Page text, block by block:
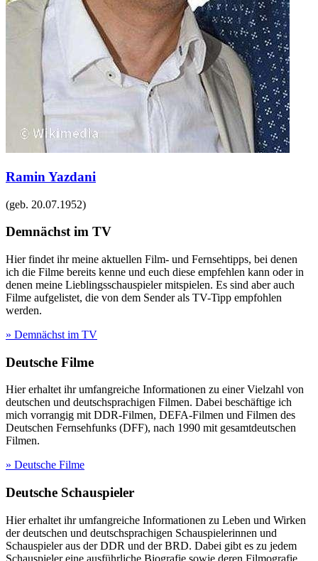
Ramin Yazdani
(geb. 20.07.1952)
Demnächst im TV
Hier findet ihr meine aktuellen Film- und Fernsehtipps, bei denen
ich die Filme bereits kenne und euch diese empfehlen kann oder in
denen meine Lieblingsschauspieler mitspielen. Es sind aber auch
Filme aufgelistet, die von dem Sender als TV-Tipp empfohlen
werden.
» Demnächst im TV
Deutsche Filme
Hier erhaltet ihr umfangreiche Informationen zu einer Vielzahl von
deutschen und deutschsprachigen Filmen. Dabei beschäftige ich
mich vorrangig mit DDR-Filmen, DEFA-Filmen und Filmen des
Deutschen Fernsehfunks (DFF), nach 1990 mit gesamtdeutschen
Filmen.
» Deutsche Filme
Deutsche Schauspieler
Hier erhaltet ihr umfangreiche Informationen zu Leben und Wirken
der deutschen und deutschsprachigen Schauspielerinnen und
Schauspieler aus der DDR und der BRD. Dabei gibt es zu jedem
Schauspieler eine ausführliche Biografie sowie deren Filmografie.